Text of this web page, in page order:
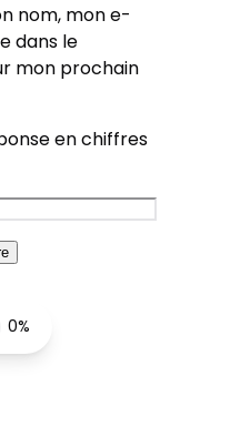
nom, mon e-
dans le
mon prochain
en chiffres
0%